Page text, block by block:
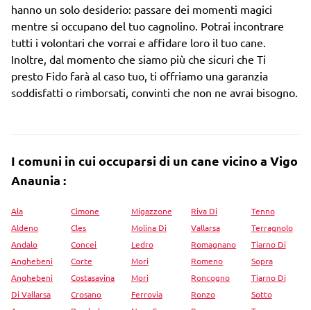
hanno un solo desiderio: passare dei momenti magici
mentre si occupano del tuo cagnolino. Potrai incontrare
tutti i volontari che vorrai e affidare loro il tuo cane.
Inoltre, dal momento che siamo più che sicuri che Ti
presto Fido farà al caso tuo, ti offriamo una garanzia
soddisfatti o rimborsati, convinti che non ne avrai bisogno.
I comuni in cui occuparsi di un cane vicino a Vigo
Anaunia :
Ala
Aldeno
Andalo
Anghebeni
Anghebeni
Di Vallarsa
Cimone
Cles
Concei
Corte
Costasavina
Crosano
Migazzone
Molina Di
Ledro
Mori
Mori
Ferrovia
Riva Di
Vallarsa
Romagnano
Romeno
Roncogno
Ronzo
Tenno
Terragnolo
Tiarno Di
Sopra
Tiarno Di
Sotto